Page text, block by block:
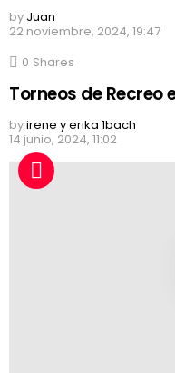
by Juan
22 noviembre, 2024, 19:47
0 Shares
Torneos de Recreo
byirene y erika 1bach
14 junio, 2024, 11:02